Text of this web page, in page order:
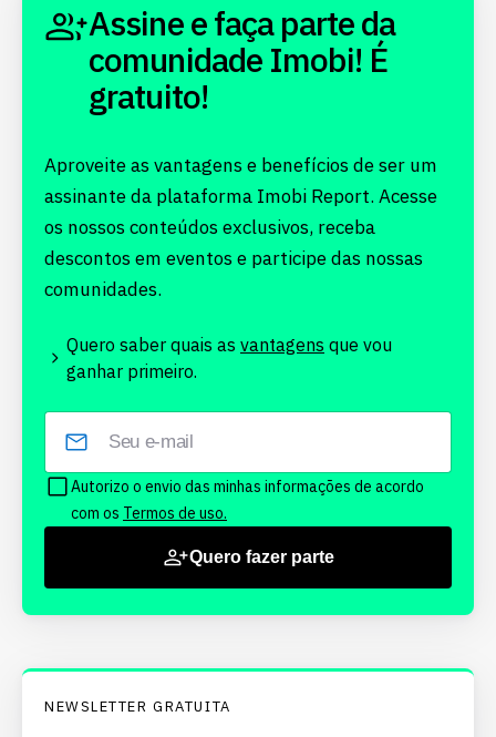
Assine e faça parte da
comunidade Imobi! É
gratuito!
Aproveite as vantagens e benefícios de ser um
assinante da plataforma Imobi Report. Acesse
os nossos conteúdos exclusivos, receba
descontos em eventos e participe das nossas
comunidades.
Quero saber quais as vantagens que vou
ganhar primeiro.
Autorizo o envio das minhas informações de acordo
com os Termos de uso.
Quero fazer parte
NEWSLETTER GRATUITA